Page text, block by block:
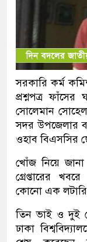
সরকারি কর্ম
প্রশ্নপত্র
সোলেমান সোহেল
সদর উপজেলার
ওহাব বিএসসির
খোঁজ নিয়ে জানা
গ্রেপ্তারের
কোনো এক
তিন ভাই ও দুই
ঢাকা